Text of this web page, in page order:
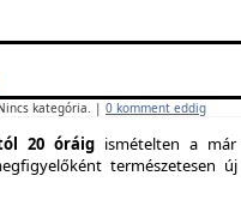
kategória. | 0 komment eddig
20 óráig ismételten a
természetesen